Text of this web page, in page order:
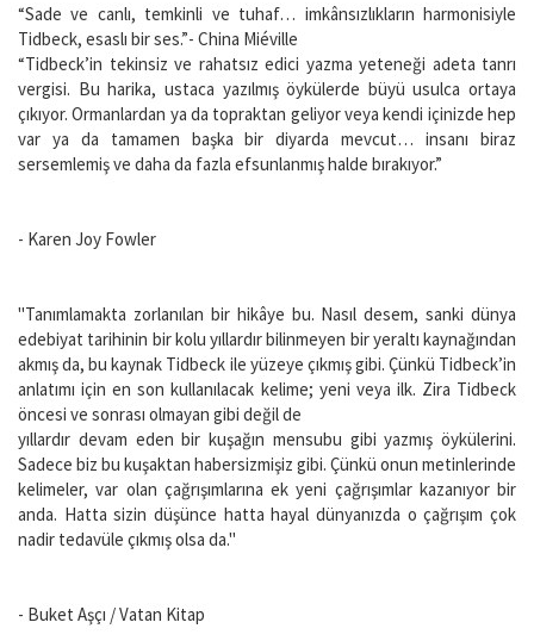
“Sade ve canlı, temkinli ve tuhaf… imkânsızlıkların harmonisiyle
Tidbeck, esaslı bir ses.”- China Miéville
“Tidbeck’in tekinsiz ve rahatsız edici yazma yeteneği adeta tanrı
vergisi. Bu harika, ustaca yazılmış öykülerde büyü usulca ortaya
çıkıyor. Ormanlardan ya da topraktan geliyor veya kendi içinizde hep
var ya da tamamen başka bir diyarda mevcut… insanı biraz
sersemlemiş ve daha da fazla efsunlanmış halde bırakıyor.”
- Karen Joy Fowler
"Tanımlamakta zorlanılan bir hikâye bu. Nasıl desem, sanki dünya
edebiyat tarihinin bir kolu yıllardır bilinmeyen bir yeraltı kaynağından
akmış da, bu kaynak Tidbeck ile yüzeye çıkmış gibi. Çünkü Tidbeck’in
anlatımı için en son kullanılacak kelime; yeni veya ilk. Zira Tidbeck
öncesi ve sonrası olmayan gibi değil de
yıllardır devam eden bir kuşağın mensubu gibi yazmış öykülerini.
Sadece biz bu kuşaktan habersizmişiz gibi. Çünkü onun metinlerinde
kelimeler, var olan çağrışımlarına ek yeni çağrışımlar kazanıyor bir
anda. Hatta sizin düşünce hatta hayal dünyanızda o çağrışım çok
nadir tedavüle çıkmış olsa da."
- Buket Aşçı / Vatan Kitap